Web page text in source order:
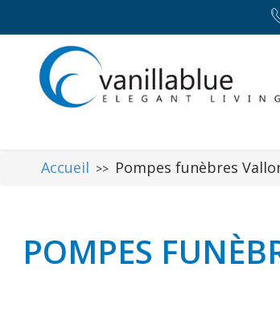
Accueil >> Pompes funèbres
POMPES